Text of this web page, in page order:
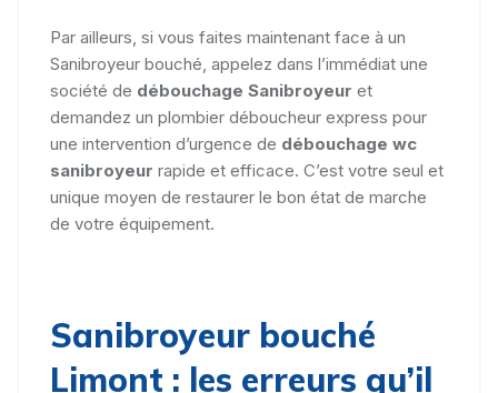
Par ailleurs, si vous faites maintenant face à un
Sanibroyeur bouché, appelez dans l’immédiat une
société de débouchage Sanibroyeur et
demandez un plombier déboucheur express pour
une intervention d’urgence de débouchage wc
sanibroyeur rapide et efficace. C’est votre seul et
unique moyen de restaurer le bon état de marche
de votre équipement.
Sanibroyeur bouché
Limont : les erreurs qu’il